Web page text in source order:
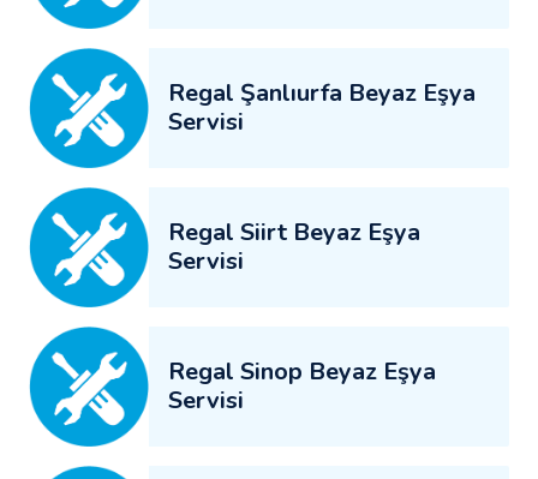
Regal Şanlıurfa Beyaz Eşya
Servisi
Regal Siirt Beyaz Eşya
Servisi
Regal Sinop Beyaz Eşya
Servisi